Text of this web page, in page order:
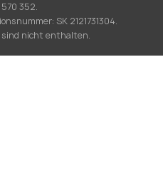
352.
SK 2121731304.
nicht enthalten.